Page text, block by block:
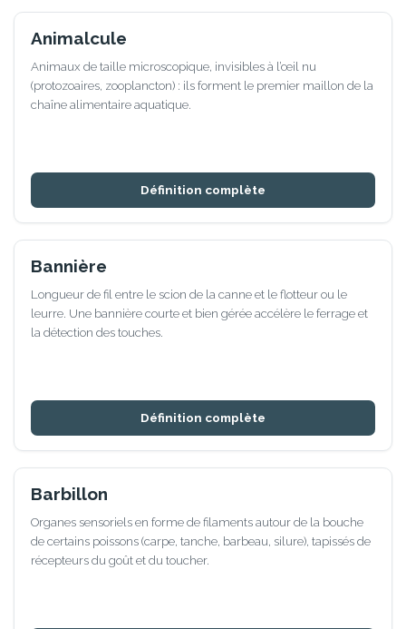
Animalcule
Animaux de taille microscopique, invisibles à l’œil nu
(protozoaires, zooplancton) : ils forment le premier maillon de la
chaîne alimentaire aquatique.
Définition complète
Bannière
Longueur de fil entre le scion de la canne et le flotteur ou le
leurre. Une bannière courte et bien gérée accélère le ferrage et
la détection des touches.
Définition complète
Barbillon
Organes sensoriels en forme de filaments autour de la bouche
de certains poissons (carpe, tanche, barbeau, silure), tapissés de
récepteurs du goût et du toucher.